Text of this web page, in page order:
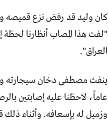
كان وليد قد رفض نزع قميصه
"لفت هذا المصاب أنظارنا لحظة
العراق".
ينفث مصطفى دخان سيجارته
عاماً، لاحظنا عليه إصابتين
وزميل له بإسعافه. وأثناء ذلك